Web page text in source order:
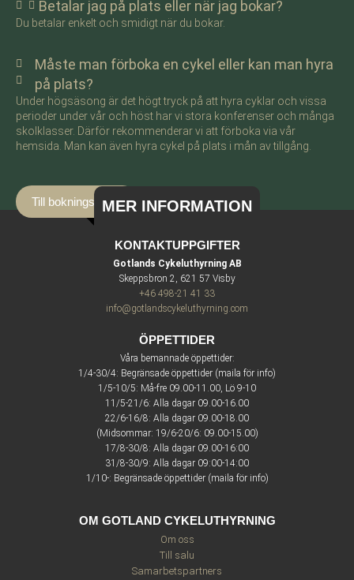
Betalar jag på plats eller när jag bokar?
Du betalar enkelt och smidigt när du bokar.
Måste man förboka en cykel eller kan man hyra
på plats?
Under högsäsong är det högt tryck på att hyra cyklar och vissa
perioder under vår och höst har vi stora konferenser och många
skolklasser. Därför rekommenderar vi att förboka via vår
hemsida. Man kan även hyra cykel på plats i mån av tillgång.
Till bokningssidanMER INFORMATION
KONTAKTUPPGIFTER
Gotlands Cykeluthyrning AB
Skeppsbron 2, 621 57 Visby
+46 498-21 41 33
info@gotlandscykeluthyrning.com
ÖPPETTIDER
Våra bemannade öppettider:
1/4-30/4: Begränsade öppettider (maila för info)
1/5-10/5: Må-fre 09.00-11.00, Lö 9-10
11/5-21/6: Alla dagar 09.00-16.00
22/6-16/8: Alla dagar 09.00-18.00
(Midsommar: 19/6-20/6: 09.00-15.00)
17/8-30/8: Alla dagar 09.00-16:00
31/8-30/9: Alla dagar 09:00-14:00
1/10-: Begränsade öppettider (maila för info)
OM GOTLAND CYKELUTHYRNING
Om oss
Till salu
Samarbetspartners